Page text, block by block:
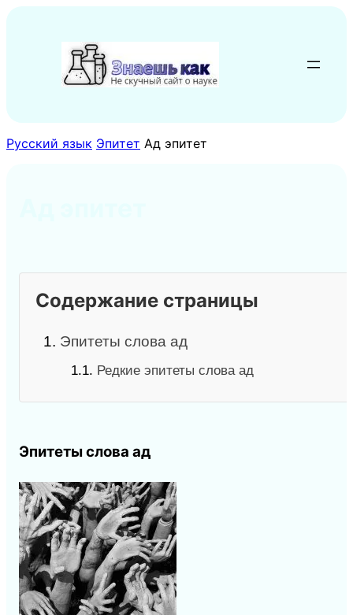
содержимому
Русский язык Эпитет Ад эпитет
Содержание страницы
1. Эпитеты слова ад
1.1. Редкие эпитеты слова ад
Эпитеты слова ад